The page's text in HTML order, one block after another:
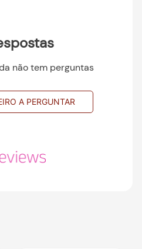
não tem perguntas
A PERGUNTAR